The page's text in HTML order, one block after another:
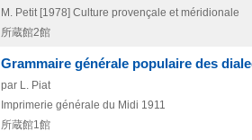
M. Petit [1978] Culture provençale et méridionale
所蔵館2館
Grammaire générale populaire des
par L. Piat
Imprimerie générale du Midi 1911
所蔵館1館